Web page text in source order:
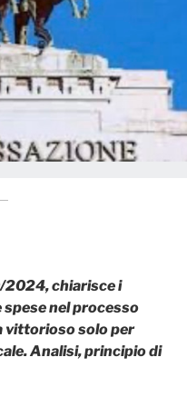
2024, chiarisce i
nel processo
vittorioso solo per
Analisi, principio di